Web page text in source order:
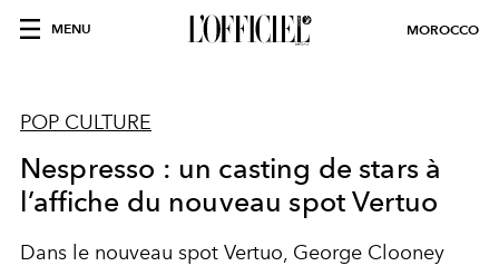
MENU MOROCCO
POP CULTURE
Nespresso : un casting de stars à
l’affiche du nouveau spot Vertuo
Dans le nouveau spot Vertuo, George Clooney